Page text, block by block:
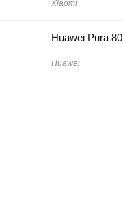
Xiaomi
Huawei Pura 80
Huawei